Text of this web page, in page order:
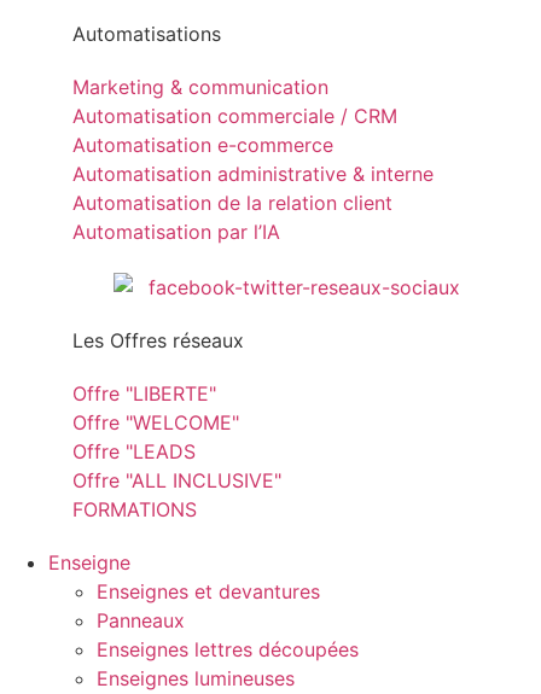
Automatisations
Marketing & communication
Automatisation commerciale / CRM
Automatisation e-commerce
Automatisation administrative & interne
Automatisation de la relation client
Automatisation par l’IA
Les Offres réseaux
Offre "LIBERTE"
Offre "WELCOME"
Offre "LEADS
Offre "ALL INCLUSIVE"
FORMATIONS
Enseigne
Enseignes et devantures
Panneaux
Enseignes lettres découpées
Enseignes lumineuses